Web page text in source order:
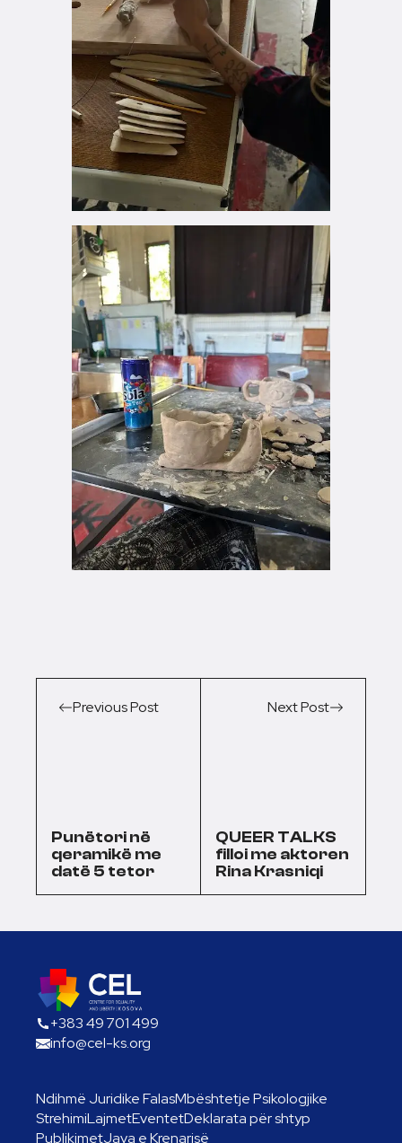
Previous Post
Punëtori në
qeramikë me
datë 5 tetor
Next Post
QUEER TALKS
filloi me aktoren
Rina Krasniqi
+383 49 701 499
info@cel-ks.org
Ndihmë Juridike FalasMbështetje Psikologjike
StrehimiLajmetEventetDeklarata për shtyp
PublikimetJava e Krenarisë